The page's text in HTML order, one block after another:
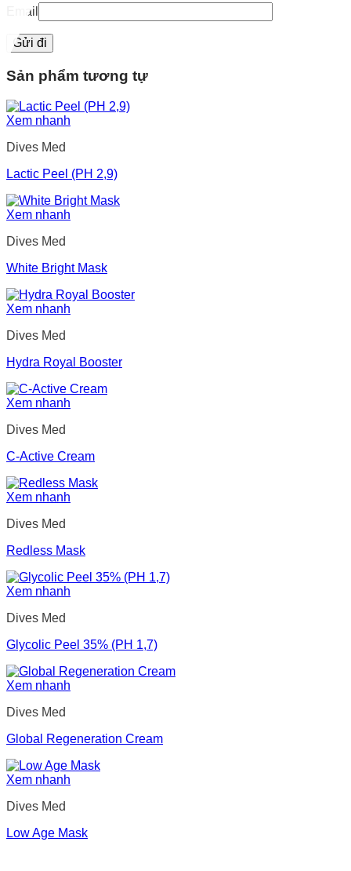
Email
Sản phẩm tương tự
Xem nhanh
Dives Med
Lactic Peel (PH 2,9)
Xem nhanh
Dives Med
White Bright Mask
Xem nhanh
Dives Med
Hydra Royal Booster
Xem nhanh
Dives Med
C-Active Cream
Xem nhanh
Dives Med
Redless Mask
Xem nhanh
Dives Med
Glycolic Peel 35% (PH 1,7)
Xem nhanh
Dives Med
Global Regeneration Cream
Xem nhanh
Dives Med
Low Age Mask